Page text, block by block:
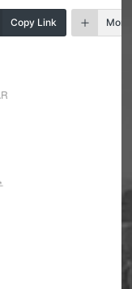
Copy Link More